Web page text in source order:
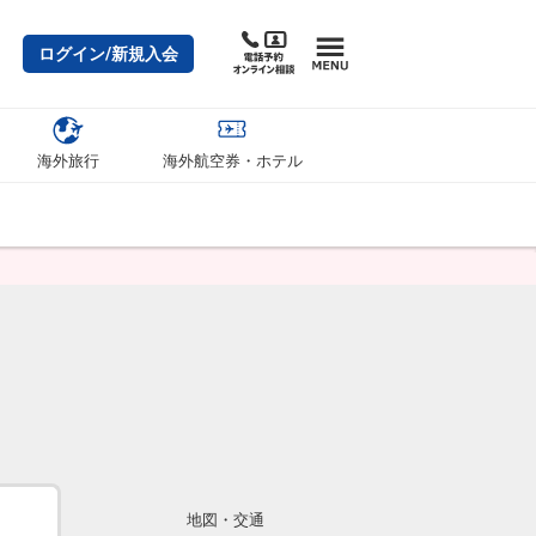
ログイン/新規入会
海外旅行 海外航空券・ホテル
地図・交通